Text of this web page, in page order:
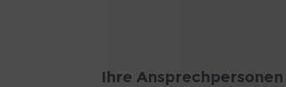
Ihre Ansprechpersonen